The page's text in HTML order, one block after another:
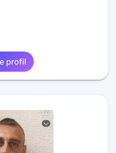
profil